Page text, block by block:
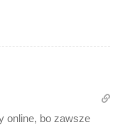
online, bo zawsze